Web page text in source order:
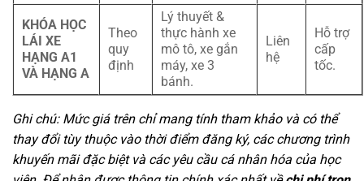
KHÓA HỌC
LÁI XE
HẠNG A1
VÀ HẠNG A
Theo
quy
định
Lý thuyết &
thực hành xe
mô tô, xe gắn
máy, xe 3
bánh.
Liên
hệ
Hỗ trợ
cấp
tốc.
Ghi chú: Mức giá trên chỉ mang tính tham khảo và có thể
thay đổi tùy thuộc vào thời điểm đăng ký, các chương trình
khuyến mãi đặc biệt và các yêu cầu cá nhân hóa của học